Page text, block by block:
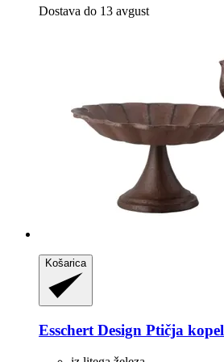
Dostava do 13 avgust
Košarica
Esschert Design Ptičja kopel